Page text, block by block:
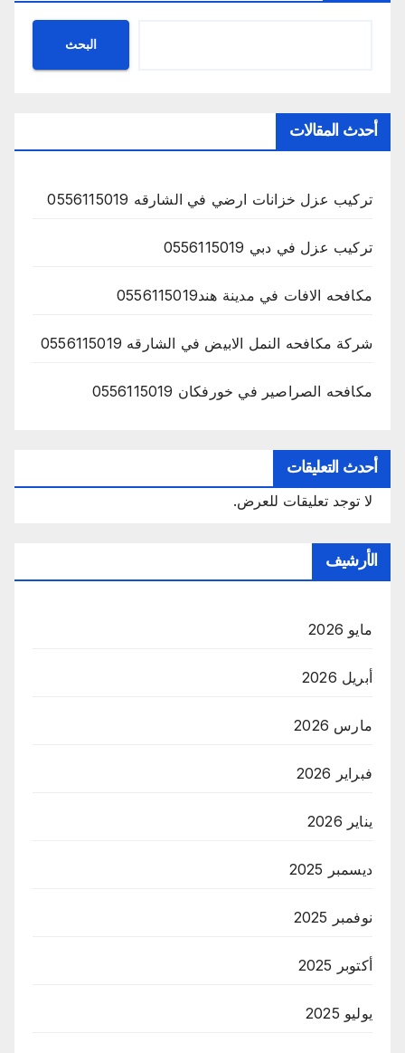
البحث
أحدث المقالات
تركيب عزل خزانات ارضي في الشارقه 0556115019
تركيب عزل في دبي 0556115019
مكافحه الافات في مدينة هند0556115019
شركة مكافحه النمل الابيض في الشارقه 0556115019
مكافحه الصراصير في خورفكان 0556115019
أحدث التعليقات
لا توجد تعليقات للعرض.
الأرشيف
مايو 2026
أبريل 2026
مارس 2026
فبراير 2026
يناير 2026
ديسمبر 2025
نوفمبر 2025
أكتوبر 2025
يوليو 2025